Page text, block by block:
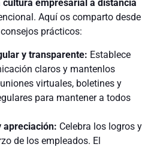
empresarial a distancia
Aquí os comparto desde
prácticos:
y transparente: Establece
claros y mantenlos
virtuales, boletines y
para mantener a todos
apreciación: Celebra los logros y
de los empleados. El